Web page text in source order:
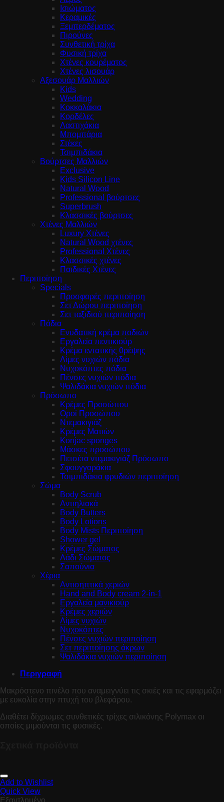
Ισιώματος
Κεραμικές
Ξεμπερδέματος
Πιρούνες
Συνθετική τρίχα
Φυσική τρίχα
Χτένες κουρέματος
Χτένες λισουάρ
Αξεσουάρ Μαλλιών
Kids
Wedding
Κοκκαλάκια
Κορδέλες
Λαστιχάκια
Μπομπάρια
Στέκες
Τσιμπιδάκια
Βούρτσες Μαλλιών
Exclusive
Kids Silicon Line
Natural Wood
Professional βούρτσες
Superbrush
Κλασσικές βούρτσες
Χτένες Μαλλιών
Luxury Χτένες
Natural Wood χτένες
Professional Χτένες
Κλασσικές χτένες
Παιδικές Χτένες
Περιποίηση
Specials
Προσφορές περιποίηση
Σετ Δώρου περιποίηση
Σετ ταξιδιού περιποίηση
Πόδια
Ενυδατική κρέμα ποδιών
Εργαλεία πεντικιούρ
Κρέμα εντατικής θρέψης
Λίμες νυχιών πόδια
Νυχοκόπτες πόδια
Πένσες νυχιών πόδια
Ψαλιδάκια νυχιών πόδια
Πρόσωπο
Κρέμες Προσώπου
Οροί Προσώπου
Ντεμακιγιάζ
Κρέμες Ματιών
Konjac sponges
Μάσκες προσώπου
Πετσέτα ντεμακιγιάζ Πρόσωπο
Σφουγγαράκια
Τσιμπιδάκια φρυδιών περιποίηση
Σώμα
Body Scrub
Αντιηλιακά
Body Butters
Body Lotions
Body Mists Περιποίηση
Shower gel
Κρέμες Σώματος
Λάδι Σώματος
Σαπούνια
Χέρια
Αντισηπτικά χεριών
Hand and Body cream 2-in-1
Εργαλεία μανικιούρ
Κρέμες χεριών
Λίμες νυχιών
Νυχοκόπτες
Πένσες νυχιών περιποίηση
Σετ περιποίησης άκρων
Ψαλιδάκια νυχιών περιποίηση
Περιγραφή
Μακρόστενο πινέλο που αναμειγνύει τις σκιές και τις εφαρμόζει
με ευκολία στην πτυχή του βλεφάρου.
Διαθέτει δίχρωμες συνθετικές τρίχες σιλικόνης Polymax οι
οποίες μιμούνται τις φυσικές.
Add to Wishlist
Quick View